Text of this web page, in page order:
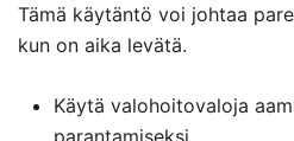
Tämä käytäntö voi johtaa
kun on aika levätä.
Käytä valohoitovaloja
parantamiseksi.